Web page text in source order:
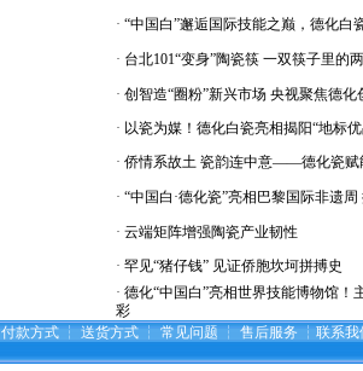
· “中国白”邂逅国际技能之巅，德化白
· 台北101“变身”陶瓷筷 一双筷子里的
· 创智造“圈粉”新兴市场 央视聚焦德化
· 以瓷为媒！德化白瓷亮相揭阳“地标
· 侨情系故土 瓷韵连中意——德化瓷赋
· “中国白·德化瓷”亮相巴黎国际非遗
· 云端矩阵增强陶瓷产业韧性
· 罕见“猪仔钱” 见证侨胞坎坷拼搏史
· 德化“中国白”亮相世界技能博物馆！
彩
付款方式 ┆ 送货方式 ┆ 常见问题 ┆ 售后服务 ┆ 联系我